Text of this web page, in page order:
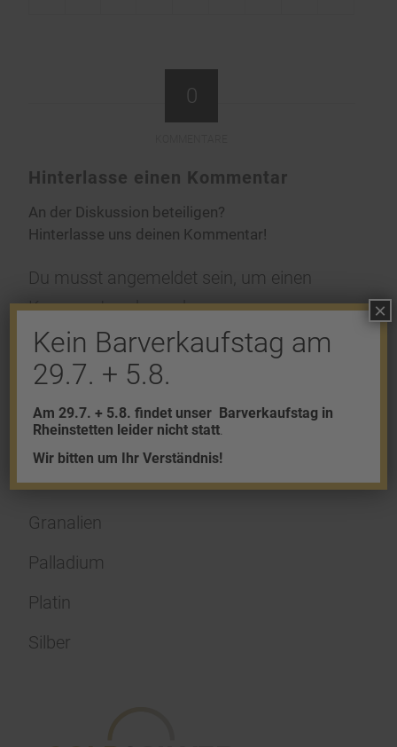
0
Hinterlasse einen Kommentar
An der Diskussion beteiligen?
Hinterlasse uns deinen Kommentar!
Du musst angemeldet sein, um einen
Kommentar abzugeben.
Gold
Granalien
Palladium
Platin
Silber
Kein Barverkaufstag am
29.7. + 5.8.
Am 29.7. + 5.8. findet unser Barverkaufstag in
Rheinstetten leider nicht statt
Wir bitten um Ihr Verständnis!
×